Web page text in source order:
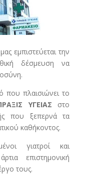
εμπιστεύεται την
δέσμευση να
που πλαισιώνει το
ΥΓΕΙΑΣ στο
που ξεπερνά τα
καθήκοντος.
γιατροί και
επιστημονική
τους.